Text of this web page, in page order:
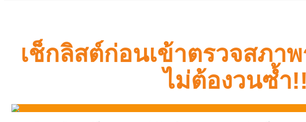
เช็กลิสต์ก่อนเข้าตรวจสภา
ไม่ต้องวนซ้ำ!!